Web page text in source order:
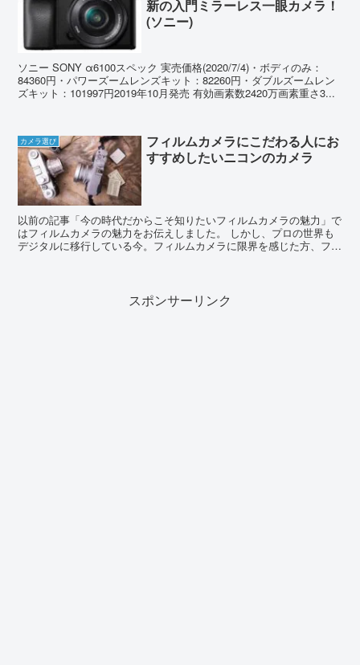
新の入門ミラーレス一眼カメラ！
(ソニー)
ソニー SONY α6100スペック 実売価格(2020/7/4)・ボディのみ：
84360円・パワーズームレンズキット：82260円・ダブルズームレン
ズキット：101997円2019年10月発売 有効画素数2420万画素重さ3...
カメラ選び
フィルムカメラにこだわる人にお
すすめしたいニコンのカメラ
以前の記事「今の時代だからこそ知りたいフィルムカメラの魅力」で
はフィルムカメラの魅力をお伝えしました。 しかし、プロの世界も
デジタルに移行している今。フィルムカメラに限界を感じた方、フィ
スポンサーリンク